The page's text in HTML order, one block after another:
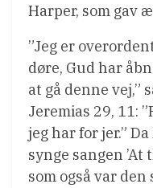
Harper, som gav
”Jeg er
døre, Gud har
at gå denne vej,”
Jeremias 29, 11:
jeg har for jer.”
synge sangen ’At
som også var